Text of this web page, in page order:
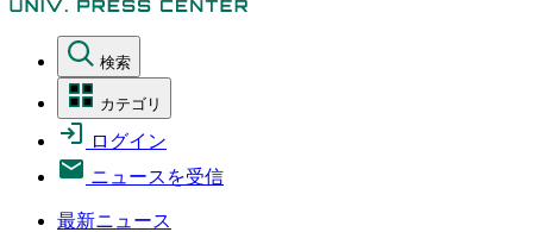
検索
カテゴリ
ログイン
ニュースを受信
最新ニュース